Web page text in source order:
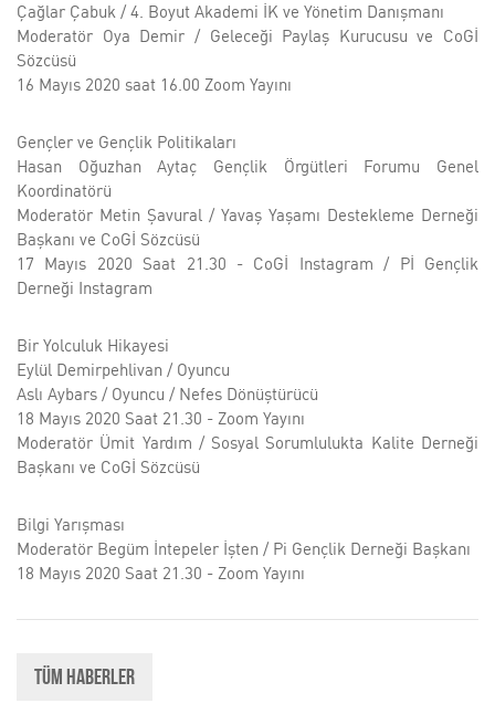
Çağlar Çabuk / 4. Boyut Akademi İK ve Yönetim Danışmanı
Moderatör Oya Demir / Geleceği Paylaş Kurucusu ve CoGİ
Sözcüsü
16 Mayıs 2020 saat 16.00 Zoom Yayını
Gençler ve Gençlik Politikaları
Hasan Oğuzhan Aytaç Gençlik Örgütleri Forumu Genel
Koordinatörü
Moderatör Metin Şavural / Yavaş Yaşamı Destekleme Derneği
Başkanı ve CoGİ Sözcüsü
17 Mayıs 2020 Saat 21.30 - CoGİ Instagram / Pİ Gençlik
Derneği Instagram
Bir Yolculuk Hikayesi
Eylül Demirpehlivan / Oyuncu
Aslı Aybars / Oyuncu / Nefes Dönüştürücü
18 Mayıs 2020 Saat 21.30 - Zoom Yayını
Moderatör Ümit Yardım / Sosyal Sorumlulukta Kalite Derneği
Başkanı ve CoGİ Sözcüsü
Bilgi Yarışması
Moderatör Begüm İntepeler İşten / Pi Gençlik Derneği Başkanı
18 Mayıs 2020 Saat 21.30 - Zoom Yayını
Tüm Haberler